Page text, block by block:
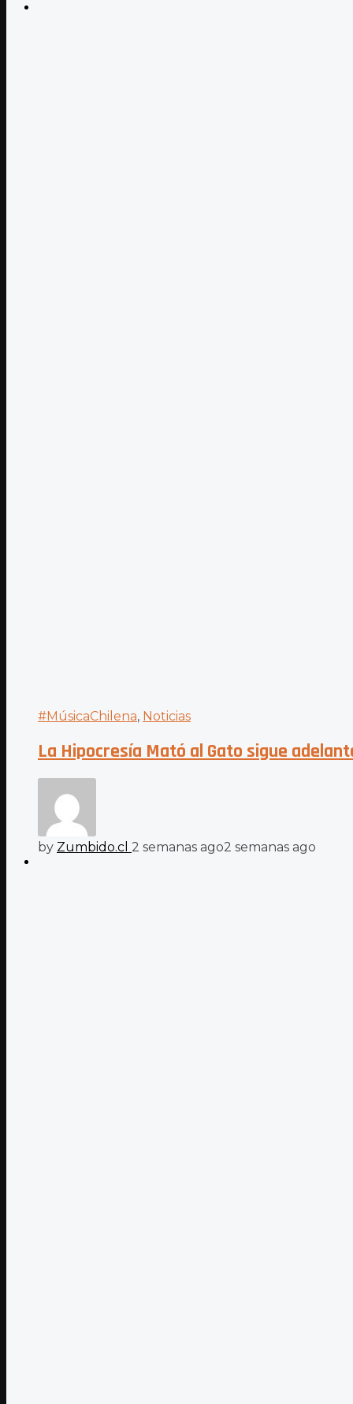
#MúsicaChilena, Noticias
La Hipocresía Mató al Gato sigue
by Zumbido.cl 2 semanas ago2 semanas ago